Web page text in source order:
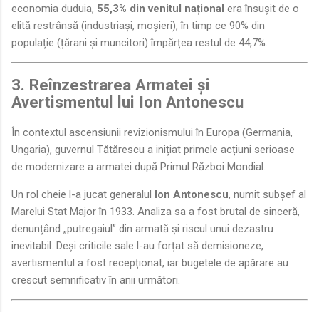
economia duduia, 55,3% din venitul național era însușit de o
elită restrânsă (industriași, moșieri), în timp ce 90% din
populație (țărani și muncitori) împărțea restul de 44,7%.
3. Reînzestrarea Armatei și
Avertismentul lui Ion Antonescu
În contextul ascensiunii revizionismului în Europa (Germania,
Ungaria), guvernul Tătărescu a inițiat primele acțiuni serioase
de modernizare a armatei după Primul Război Mondial.
Un rol cheie l-a jucat generalul Ion Antonescu, numit subșef al
Marelui Stat Major în 1933. Analiza sa a fost brutal de sinceră,
denunțând „putregaiul” din armată și riscul unui dezastru
inevitabil. Deși criticile sale l-au forțat să demisioneze,
avertismentul a fost recepționat, iar bugetele de apărare au
crescut semnificativ în anii următori.